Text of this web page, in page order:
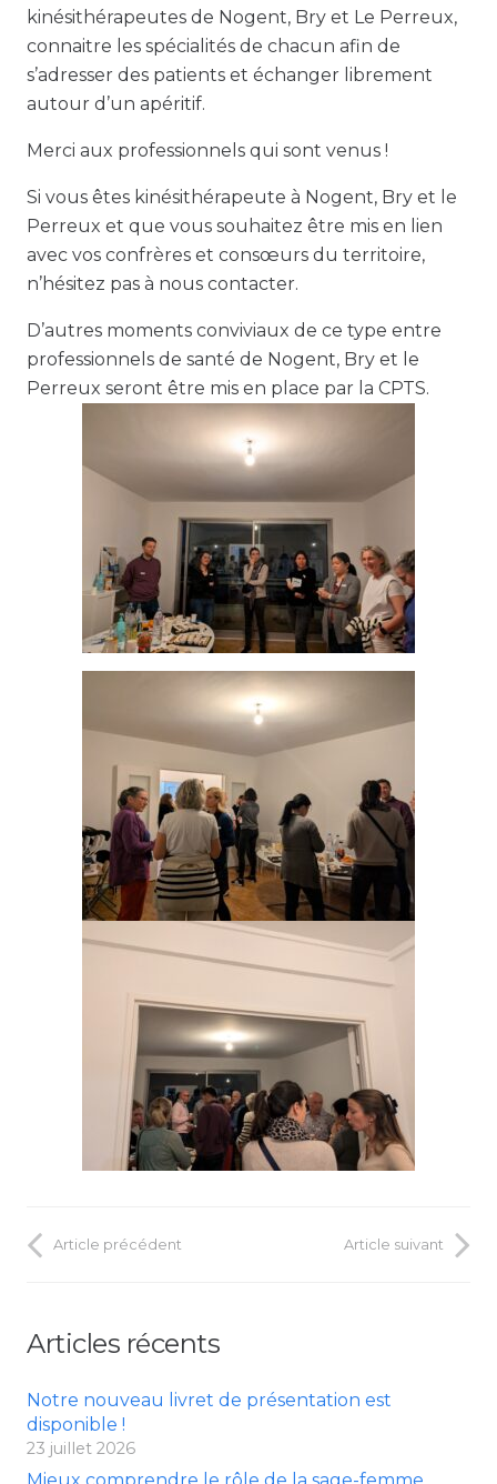
kinésithérapeutes de Nogent, Bry et Le Perreux,
connaitre les spécialités de chacun afin de
s’adresser des patients et échanger librement
autour d’un apéritif.
Merci aux professionnels qui sont venus !
Si vous êtes kinésithérapeute à Nogent, Bry et le
Perreux et que vous souhaitez être mis en lien
avec vos confrères et consœurs du territoire,
n’hésitez pas à nous contacter.
D’autres moments conviviaux de ce type entre
professionnels de santé de Nogent, Bry et le
Perreux seront être mis en place par la CPTS.
Article précédent Article suivant
Articles récents
Notre nouveau livret de présentation est
disponible !
23 juillet 2026